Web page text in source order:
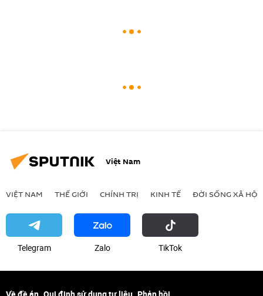
Việt Nam
VIỆT NAM THẾ GIỚI CHÍNH TRỊ KINH TẾ ĐỜI SỐNG XÃ HỘI
Telegram Zalo ТikТоk